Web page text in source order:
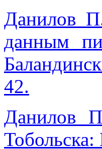
Данилов
данным
42.
Данилов
Тобольска: